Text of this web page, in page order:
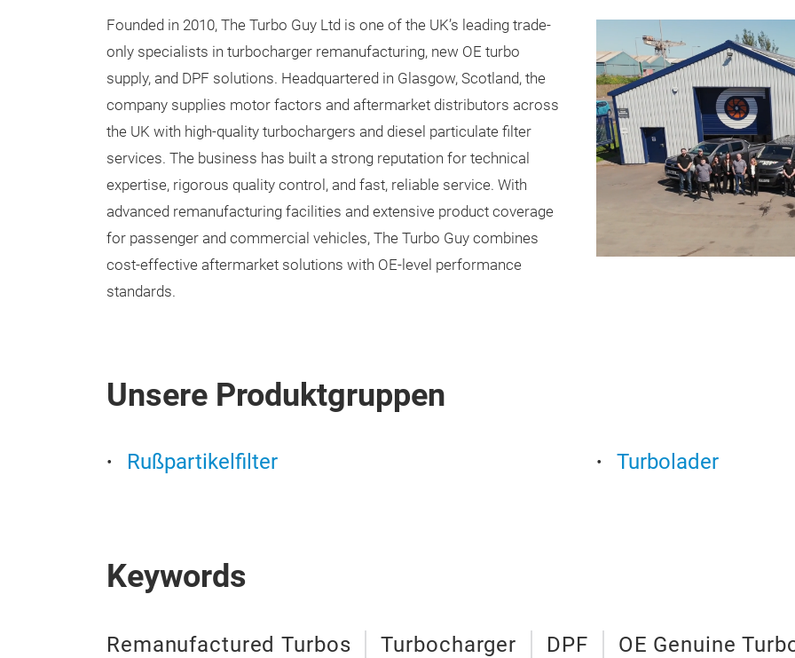
Founded in 2010, The Turbo Guy Ltd is one of the UK’s leading trade-
only specialists in turbocharger remanufacturing, new OE turbo
supply, and DPF solutions. Headquartered in Glasgow, Scotland, the
company supplies motor factors and aftermarket distributors across
the UK with high-quality turbochargers and diesel particulate filter
services. The business has built a strong reputation for technical
expertise, rigorous quality control, and fast, reliable service. With
advanced remanufacturing facilities and extensive product coverage
for passenger and commercial vehicles, The Turbo Guy combines
cost-effective aftermarket solutions with OE-level performance
standards.
Unsere Produktgruppen
Rußpartikelfilter Turbolader
Keywords
Remanufactured Turbos Turbocharger DPF
OE Genuine